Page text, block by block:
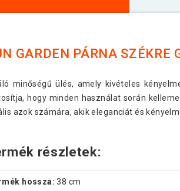
GARDEN PÁRNA SZÉKRE
minőségű ülés, amely kivételes
hogy minden használat során
azok számára, akik eleganciát és
részletek:
hossza: 38 cm